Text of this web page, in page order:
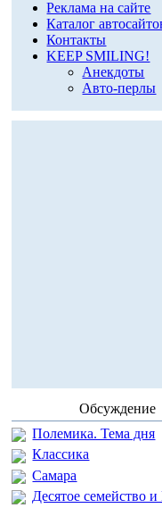
Реклама на сайте
Каталог
Контакты
KEEP SMILING!
Анекдоты
Авто-перлы
Обсуждение
Полемика. Тема дня
Классика
Самара
Десятое семейство